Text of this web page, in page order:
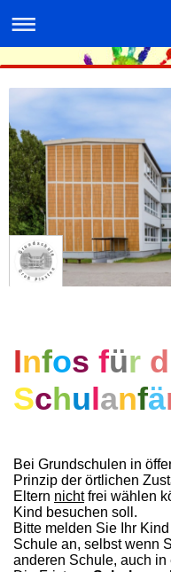
Infos für d
Schulanfä
Bei Grundschulen in
Prinzip der örtlichen
Eltern nichtfrei wählen
Kind besuchen soll.
Bitte melden Sie Ihr
Schule an, selbst wenn
anderen Schule, auch